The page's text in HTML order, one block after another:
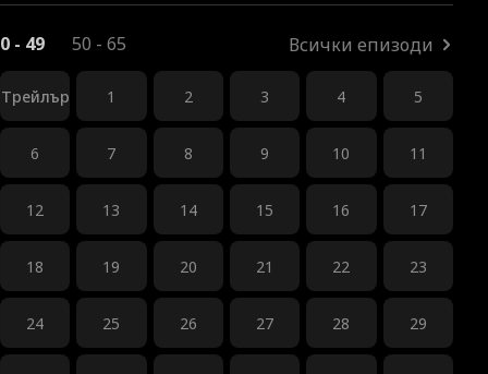
0 - 49 50 - 65 Всички епизоди
Трейлър 1 2 3 4 5
6 7 8 9 10 11
12 13 14 15 16 17
18 19 20 21 22 23
24 25 26 27 28 29